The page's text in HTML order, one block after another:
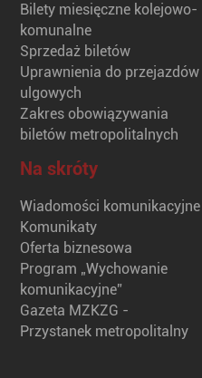
Bilety miesięczne kolejowo-
komunalne
Sprzedaż biletów
Uprawnienia do przejazdów
ulgowych
Zakres obowiązywania
biletów metropolitalnych
Na skróty
Wiadomości komunikacyjne
Komunikaty
Oferta biznesowa
Program „Wychowanie
komunikacyjne”
Gazeta MZKZG -
Przystanek metropolitalny